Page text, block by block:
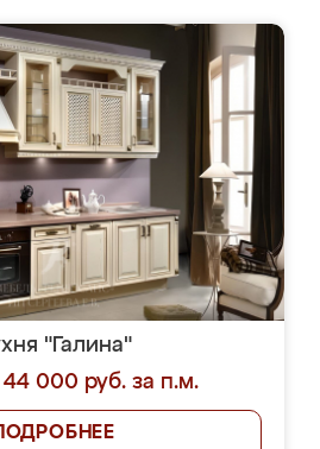
"Галина"
44 000 руб. за п.м.